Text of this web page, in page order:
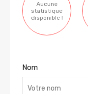
Aucune
statistique
disponible !
Nom